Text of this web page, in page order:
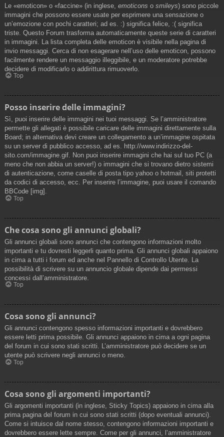
Le «emoticon» o «faccine» (in inglese, emoticons o smileys) sono piccole
immagini che possono essere usate per esprimere una sensazione o
un’emozione con pochi caratteri; ad es. :) significa felice, :( significa
triste. Questo Forum trasforma automaticamente queste serie di caratteri
in immagini. La lista completa delle emoticon è visibile nella pagina di
invio messaggi. Cerca di non esagerare nell’uso delle emoticon, possono
facilmente rendere un messaggio illeggibile, e un moderatore potrebbe
decidere di modificarlo o addirittura rimuoverlo.
Top
Posso inserire delle immagini?
Sì, puoi inserire delle immagini nei tuoi messaggi. Se l’amministratore
permette gli allegati è possibile caricare delle immagini direttamente sulla
Board; in alternativa devi creare un collegamento a un’immagine ospitata
su un server di pubblico accesso, ad es. http://www.indirizzo-del-
sito.com/immagine.gif. Non puoi inserire immagini che hai sul tuo PC (a
meno che non abbia un server!) o immagini che si trovano dietro sistemi
di autenticazione, come caselle di posta tipo yahoo o hotmail, siti protetti
da codici di accesso, ecc. Per inserire l’immagine, puoi usare il comando
BBCode [img].
Top
Che cosa sono gli annunci globali?
Gli annunci globali sono annunci che contengono informazioni molto
importanti e tu dovresti leggerli quanto prima. Gli annunci globali appaiono
in cima a tutti i forum ed anche nel Pannello di Controllo Utente. La
possibilità di scrivere su un annuncio globale dipende dai permessi
concessi dall’amministratore.
Top
Cosa sono gli annunci?
Gli annunci contengono spesso informazioni importanti e dovrebbero
essere letti prima possibile. Gli annunci appaiono in cima a ogni pagina
del forum in cui sono stati scritti. L’amministratore può decidere se un
utente può scrivere negli annunci o meno.
Top
Cosa sono gli argomenti importanti?
Gli argomenti importanti (in inglese, Sticky Topics) appaiono in cima alla
prima pagina del forum in cui sono stati scritti (dopo eventuali annunci).
Come si intuisce dal nome stesso, contengono informazioni importanti e
dovrebbero essere lette sempre. Come per gli annunci, l’amministratore